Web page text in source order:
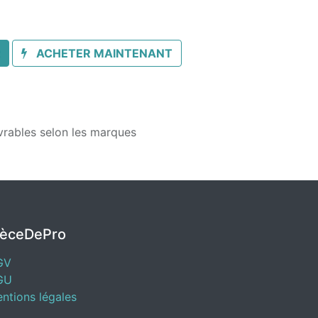
ACHETER MAINTENANT
selon les marques
légales